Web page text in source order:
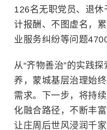
126名无职党员、退休
计报酬、不图虚名，
业服务纠纷等问题
从“齐物善治”的实践
养，蒙城基层治理始
需求。下一步，将持
化融合路径，不断丰富
让庄周后世风浸润千